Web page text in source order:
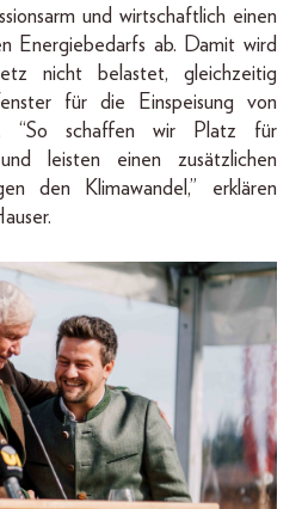
und wirtschaftlich einen
Energiebedarfs ab. Damit wird
nicht belastet, gleichzeitig
für die Einspeisung von
“So schaffen wir Platz für
leisten einen zusätzlichen
den Klimawandel,” erklären